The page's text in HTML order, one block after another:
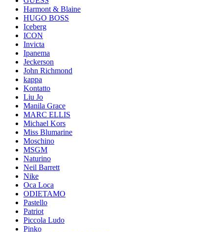
Harmont & Blaine
HUGO BOSS
Iceberg
ICON
Invicta
Ipanema
Jeckerson
John Richmond
kappa
Kontatto
Liu Jo
Manila Grace
MARC ELLIS
Michael Kors
Miss Blumarine
Moschino
MSGM
Naturino
Neil Barrett
Nike
Oca Loca
ODIETAMO
Pastello
Patriot
Piccola Ludo
Pinko